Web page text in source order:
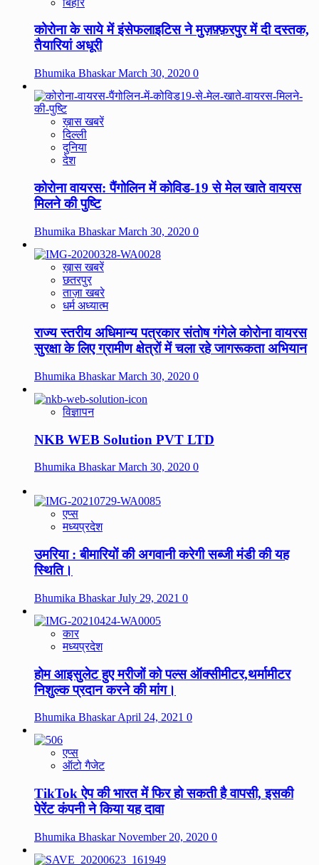
कोरोना के साये में इंसेफलाइटिस ने मुज़फ़्फ़रपुर में दी दस्तक,
तैयारियां अधूरी
Bhumika BhaskarMarch 30, 2020 0
ख़ास खबरें
दिल्ली
दुनिया
देश
कोरोना वायरस: पैंगोलिन में कोविड-19 से मेल खाते वायरस
मिलने की पुष्टि
Bhumika BhaskarMarch 30, 2020 0
ख़ास खबरें
छतरपुर
ताज़ा खबरे
धर्म अध्यात्म
राज्य स्तरीय अधिमान्य पत्रकार संतोष गंगेले कोरोना वायरस
सुरक्षा के लिए ग्रामीण क्षेत्रों में चला रहे जागरूकता अभियान
Bhumika BhaskarMarch 30, 2020 0
विज्ञापन
NKB WEB Solution PVT LTD
Bhumika BhaskarMarch 30, 2020 0
एप्स
मध्यप्रदेश
उमरिया : बीमारियों की अगवानी करेगी सब्जी मंडी की यह
स्थिति।
Bhumika BhaskarJuly 29, 2021 0
कार
मध्यप्रदेश
होम आइसुलेट हुए मरीजों को पल्स ऑक्सीमीटर,थर्मामीटर
निशुल्क प्रदान करने की मांग।
Bhumika BhaskarApril 24, 2021 0
एप्स
ऑटो गैजेट
TikTok ऐप की भारत में फिर हो सकती है वापसी, इसकी
पेरेंट कंपनी ने किया यह दावा
Bhumika BhaskarNovember 20, 2020 0